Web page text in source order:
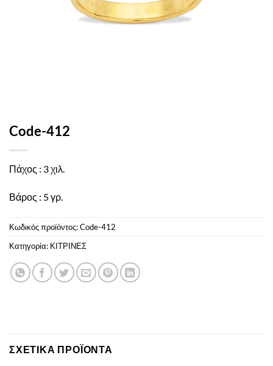
Code-412
Πάχος : 3 χιλ.
Βάρος : 5 γρ.
Κωδικός προϊόντος:Code-412
Κατηγορία: ΚΙΤΡΙΝΕΣ
ΣΧΕΤΙΚΆ ΠΡΟΪΌΝΤΑ